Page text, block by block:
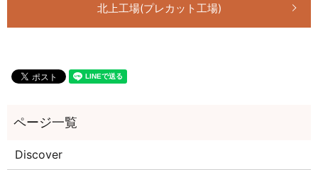
北上工場(プレカット工場)
Discover